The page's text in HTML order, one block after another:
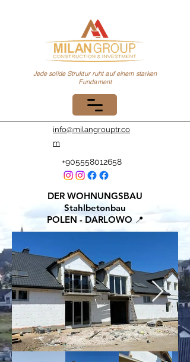
Jede solide Struktur ruht auf einem starken
Fundament
+905558012658
info@milangrouptr.co
m
DER WOHNUNGSBAU
Stahlbetonbau
POLEN - DARLOWO 📍